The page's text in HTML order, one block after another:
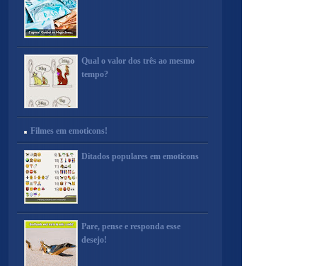
Qual o valor dos três ao mesmo
tempo?
Filmes em emoticons!
Ditados populares em emoticons
Pare, pense e responda esse
desejo!